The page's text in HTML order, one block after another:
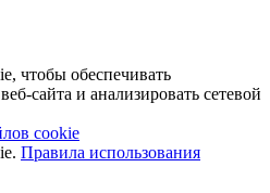
чтобы обеспечивать
сайта и анализировать сетевой
cookie
Правила использования